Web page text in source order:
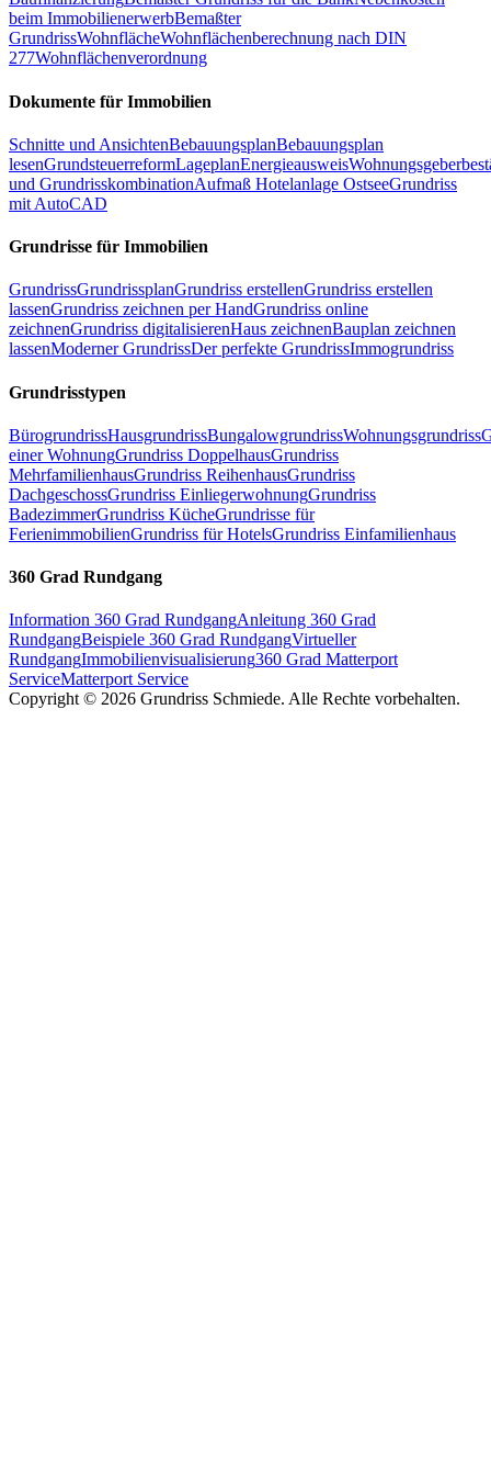
beim ImmobilienerwerbBemaßter
GrundrissWohnflächeWohnflächenberechnung nach DIN
277Wohnflächenverordnung
Dokumente für Immobilien
Schnitte und AnsichtenBebauungsplanBebauungsplan
lesenGrundsteuerreformLageplanEnergieausweis
und GrundrisskombinationAufmaß Hotelanlage OstseeGrundriss
mit AutoCAD
Grundrisse für Immobilien
GrundrissGrundrissplanGrundriss erstellenGrundriss erstellen
lassenGrundriss zeichnen per HandGrundriss online
zeichnenGrundriss digitalisierenHaus zeichnenBauplan zeichnen
lassenModerner GrundrissDer perfekte GrundrissImmogrundriss
Grundrisstypen
BürogrundrissHausgrundrissBungalowgrundrissWohnungsgrundriss
einer WohnungGrundriss DoppelhausGrundriss
MehrfamilienhausGrundriss ReihenhausGrundriss
DachgeschossGrundriss EinliegerwohnungGrundriss
BadezimmerGrundriss KücheGrundrisse für
FerienimmobilienGrundriss für HotelsGrundriss Einfamilienhaus
360 Grad Rundgang
Information 360 Grad RundgangAnleitung 360 Grad
RundgangBeispiele 360 Grad RundgangVirtueller
RundgangImmobilienvisualisierung360 Grad Matterport
ServiceMatterport Service
Copyright © 2026 Grundriss Schmiede. Alle Rechte vorbehalten.